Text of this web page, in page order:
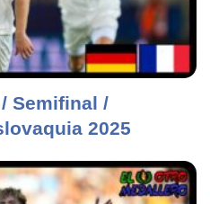
Semifinal /
2025